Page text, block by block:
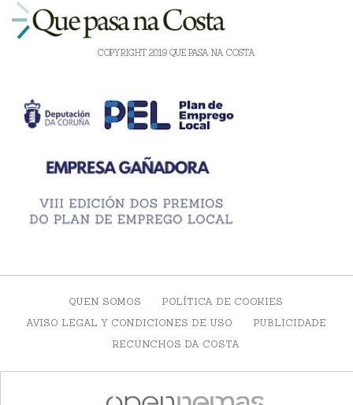
COPYRIGHT 2019 QUE PASA NA COSTA
QUEN SOMOS
POLÍTICA DE COOKIES
AVISO LEGAL Y CONDICIONES DE USO
PUBLICIDADE
RECUNCHOS DA COSTA